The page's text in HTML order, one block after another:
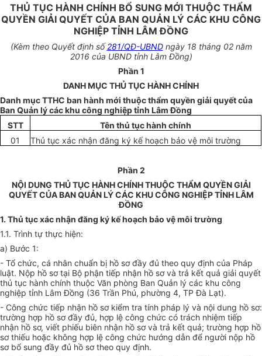
THỦ TỤC HÀNH CHÍNH BỔ SUNG MỚI THUỘC THẨM
QUYỀN GIẢI QUYẾT CỦA BAN QUẢN LÝ CÁC KHU CÔNG
NGHIỆP TỈNH LÂM ĐỒNG
(Kèm theo Quyết định số281/QĐ-UBNDngày 18 tháng 02 năm
2016 của UBND tỉnh Lâm Đồng)
Phần 1
DANH MỤC THỦ TỤC HÀNH CHÍNH
Danh mục TTHC ban hành mới thuộc thẩm quyền giải quyết của
Ban Quản lý các khu công nghiệp tỉnh Lâm Đồng
STT
Tên thủ tục hành chính
01
Thủ tục xác nhận đăng ký kế hoạch bảo vệ môi trường
Phần 2
NỘI DUNG THỦ TỤC HÀNH CHÍNH THUỘC THẨM QUYỀN GIẢI
QUYẾT CỦA BAN QUẢN LÝ CÁC KHU CÔNG NGHIỆP TỈNH LÂM
ĐỒNG
1. Thủ tục xác nhận đăng ký kế hoạch bảo vệ môi trường
1.1. Trình tự thực hiện:
a) Bước 1:
- Tổ chức, cá nhân chuẩn bị hồ sơ đầy đủ theo quy định của Pháp
luật. Nộp hồ sơ tại Bộ phận tiếp nhận hồ sơ và trả kết quả giải quyết
thủ tục hành chính thuộc Văn phòng Ban Quản lý các khu công
nghiệp tỉnh Lâm Đồng (36 Trần Phú, phường 4, TP Đà Lạt).
- Công chức tiếp nhận hồ sơ kiểm tra tính pháp lý và nội dung hồ sơ:
trường hợp hồ sơ đầy đủ, hợp lệ công chức có trách nhiệm tiếp
nhận hồ sơ, viết phiếu biên nhận hồ sơ và trả kết quả; trường hợp hồ
sơ thiếu hoặc không hợp lệ công chức hướng dẫn để người nộp hồ
sơ bổ sung đầy đủ hồ sơ theo quy định.